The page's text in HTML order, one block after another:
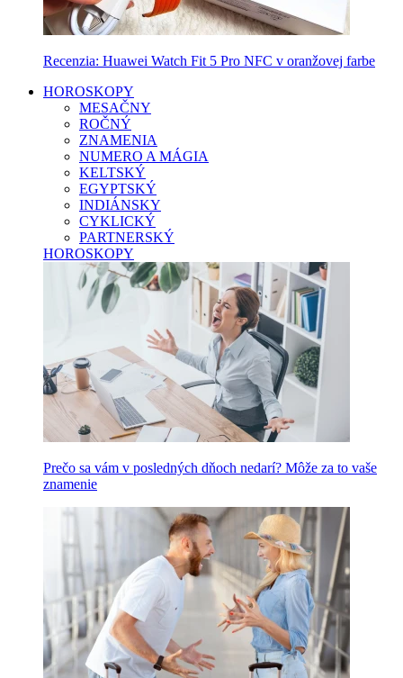
Recenzia: Huawei Watch Fit 5 Pro NFC v oranžovej farbe
HOROSKOPY
MESAČNY
ROČNÝ
ZNAMENIA
NUMERO A MÁGIA
KELTSKÝ
EGYPTSKÝ
INDIÁNSKY
CYKLICKÝ
PARTNERSKÝ
HOROSKOPY
Prečo sa vám v posledných dňoch nedarí? Môže za to vaše
znamenie